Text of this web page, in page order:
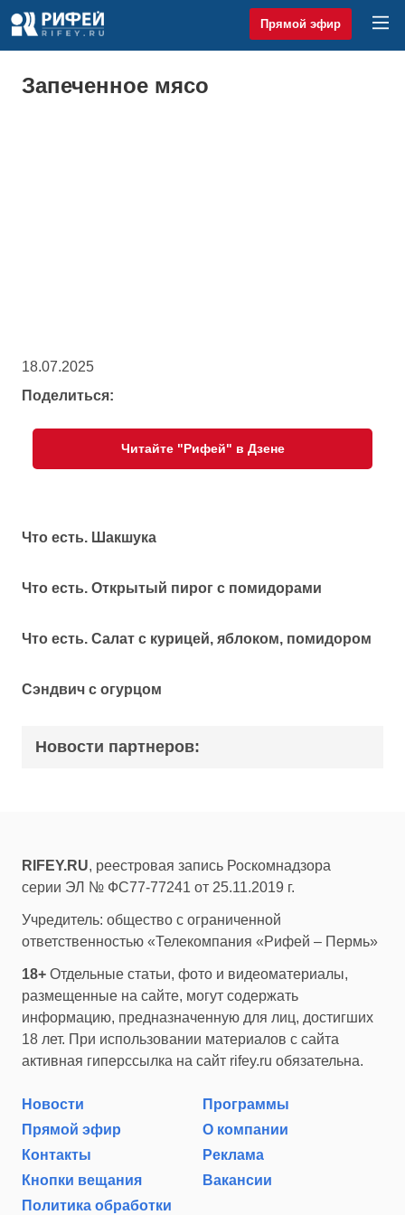
Прямой эфир
Запеченное мясо
18.07.2025
Поделиться:
Читайте "Рифей" в Дзене
Что есть. Шакшука
Что есть. Открытый пирог с помидорами
Что есть. Салат с курицей, яблоком, помидором
Сэндвич с огурцом
Новости партнеров:
RIFEY.RU, реестровая запись Роскомнадзора
серии ЭЛ № ФС77-77241 от 25.11.2019 г.
Учредитель: общество с ограниченной
ответственностью «Телекомпания «Рифей – Пермь»
18+ Отдельные статьи, фото и видеоматериалы,
размещенные на сайте, могут содержать
информацию, предназначенную для лиц, достигших
18 лет. При использовании материалов с сайта
активная гиперссылка на сайт rifey.ru обязательна.
Новости
Программы
Прямой эфир
О компании
Контакты
Реклама
Кнопки вещания
Вакансии
Политика обработки